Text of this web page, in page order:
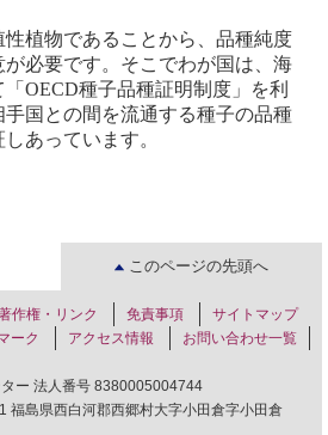
植物であることから、品種純度
必要です。そこでわが国は、海
OECD種子品種証明制度」を利
国との間を流通する種子の品種
あっています。
このページの先頭へ
作権・リンク 免責事項
サイトマップ
ーク アクセス情報 お問い合わせ一覧
ー 法人番号 8380005004744
福島県西白河郡西郷村大字小田倉字小田倉